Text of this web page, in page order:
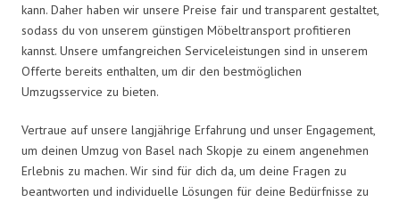
kann. Daher haben wir unsere Preise fair und transparent gestaltet,
sodass du von unserem günstigen Möbeltransport profitieren
kannst. Unsere umfangreichen Serviceleistungen sind in unserem
Offerte bereits enthalten, um dir den bestmöglichen
Umzugsservice zu bieten.
Vertraue auf unsere langjährige Erfahrung und unser Engagement,
um deinen Umzug von Basel nach Skopje zu einem angenehmen
Erlebnis zu machen. Wir sind für dich da, um deine Fragen zu
beantworten und individuelle Lösungen für deine Bedürfnisse zu